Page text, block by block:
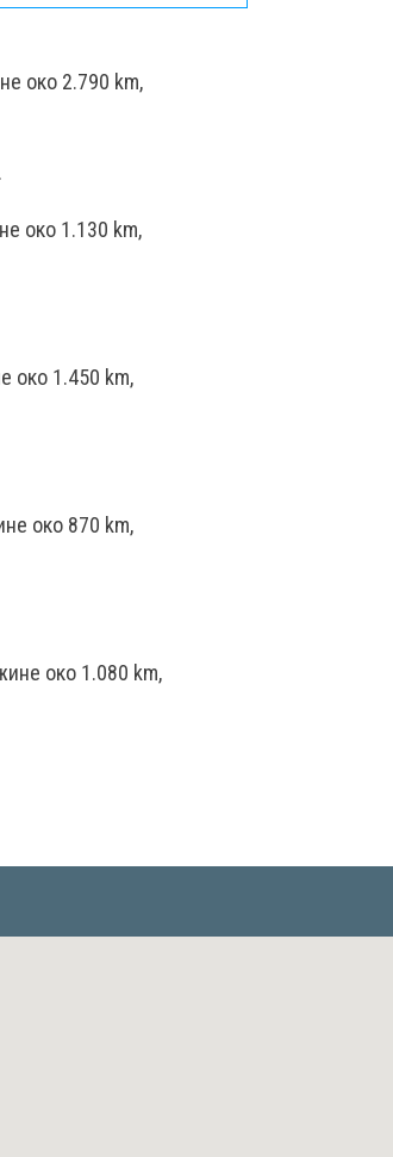
око 2.790 km,
око 1.130 km,
око 1.450 km,
око 870 km,
око 1.080 km,